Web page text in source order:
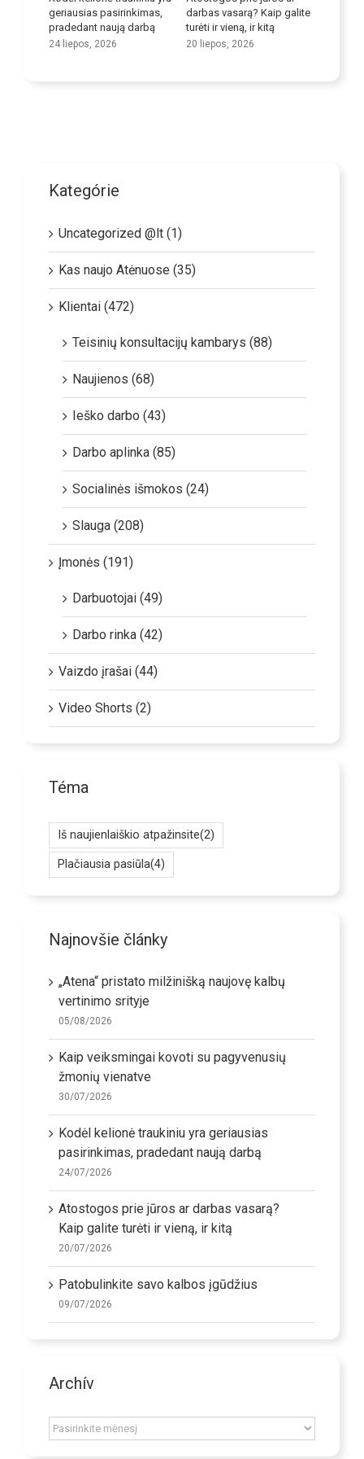
geriausias pasirinkimas,
pradedant naują darbą
24 liepos, 2026
darbas vasarą? Kaip galite
turėti ir vieną, ir kitą
20 liepos, 2026
Kategórie
Uncategorized @lt (1)
Kas naujo Atėnuose (35)
Klientai (472)
Teisinių konsultacijų kambarys (88)
Naujienos (68)
Ieško darbo (43)
Darbo aplinka (85)
Socialinės išmokos (24)
Slauga (208)
Įmonės (191)
Darbuotojai (49)
Darbo rinka (42)
Vaizdo įrašai (44)
Video Shorts (2)
Téma
Iš naujienlaiškio atpažinsite(2)
Plačiausia pasiūla(4)
Najnovšie články
„Atena“ pristato milžinišką naujovę kalbų
vertinimo srityje
05/08/2026
Kaip veiksmingai kovoti su pagyvenusių
žmonių vienatve
30/07/2026
Kodėl kelionė traukiniu yra geriausias
pasirinkimas, pradedant naują darbą
24/07/2026
Atostogos prie jūros ar darbas vasarą?
Kaip galite turėti ir vieną, ir kitą
20/07/2026
Patobulinkite savo kalbos įgūdžius
09/07/2026
Archív
Archív